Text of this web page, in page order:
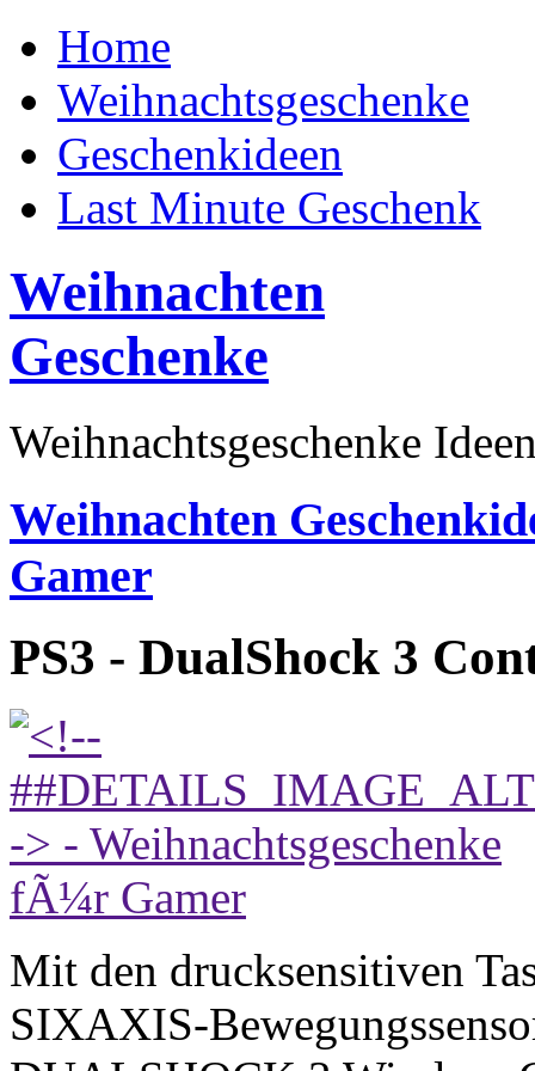
Home
Weihnachtsgeschenke
Geschenkideen
Last Minute Geschenk
Weihnachten
Geschenke
Weihnachtsgeschenke
Weihnachten
Gamer
PS3 - DualShock 3
Mit den drucksensitiven
SIXAXIS-